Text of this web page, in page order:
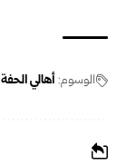
الوسوم:أهالي الحفة